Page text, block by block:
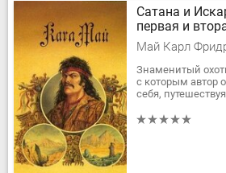
Сатана и
первая и
Май Карл
Знаменитый
с которым автор
себя,
ловких